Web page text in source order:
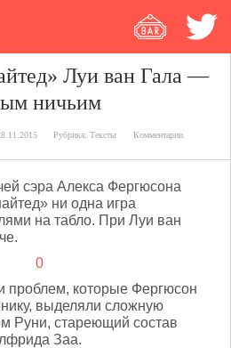
Луи ван Гала —
ничьим
Рубрика: Тексты Комментарии
сэра Алекса Фергюсона
ни одна игра
на табло. При Луи ван
проблем, которые Фергюсон
выделяли сложную
Руни, стареющий состав
Заа.